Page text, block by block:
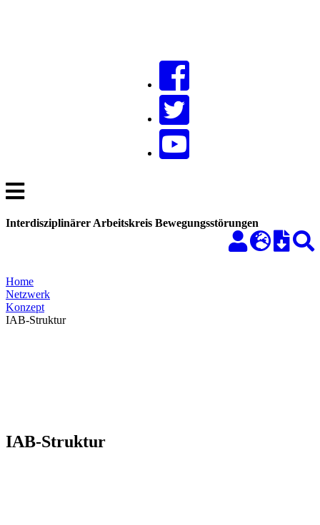
Interdisziplinärer Arbeitskreis Bewegungsstörungen
Home
Netzwerk
Konzept
IAB-Struktur
IAB-Struktur